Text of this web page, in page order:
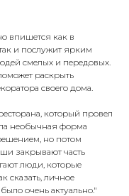
впишется как в
и послужит ярким
смелых и передовых.
раскрыть
своего дома.
который провел
необычная форма
но потом
закрывают часть
люди, которые
сказать, личное
очень актуально."